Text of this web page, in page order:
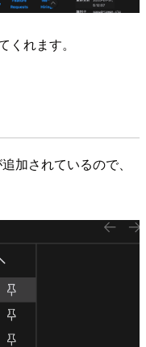
れます。
加されているので、